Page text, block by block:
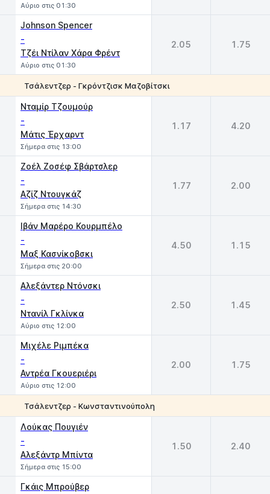
Αύριο στις 01:30
Johnson Spencer
-
Τζέι Ντίλαν Χάρα Φρέντ
Αύριο στις 01:30
2.05 1.75
Τσάλεντζερ - Γκρόντζισκ Μαζοβίτσκι
Νταμίρ Τζουμούρ
-
Μάτις Έρχαρντ
Σήμερα στις 13:00
1.17 4.20
Ζοέλ Ζοσέφ Σβάρτσλερ
-
Αζίζ Ντουγκάζ
Σήμερα στις 14:30
1.77 2.00
Ιβάν Μαρέρο Κουρμπέλο
-
Μαξ Κασνίκοβσκι
Σήμερα στις 20:00
4.50 1.15
Αλεξάντερ Ντόνσκι
-
Ντανίλ Γκλίνκα
Αύριο στις 12:00
2.50 1.45
Μιχέλε Ριμπέκα
-
Αντρέα Γκουεριέρι
Αύριο στις 12:00
2.00 1.75
Τσάλεντζερ - Κωνσταντινούπολη
Λούκας Πουγιέν
-
Αλεξάντρ Μπίντα
Σήμερα στις 15:00
1.50 2.40
Γκάις Μπρούβερ